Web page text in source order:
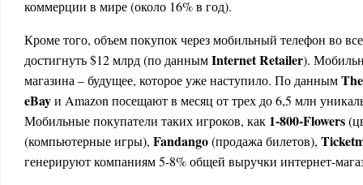
коммерции в мире (около 16% в год).
Кроме того, объем покупок через мобильный телефон во
достигнуть $12 млрд (по даннымInternet Retailer).
магазина – будущее, которое уже наступило. По данным
eBayи Amazon посещают в месяц от трех до 6,5 млн
Мобильные покупатели таких игроков, как 1-800-Flowers
(компьютерные игры), Fandango(продажа билетов),
генерируют компаниям 5-8% общей выручки интернет-